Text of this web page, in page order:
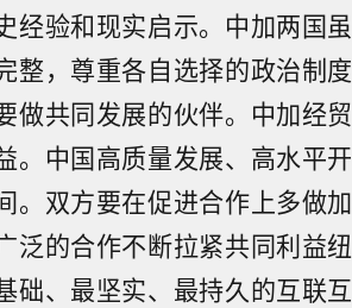
经验和现实启示。中加两国虽
整，尊重各自选择的政治制度
做共同发展的伙伴。中加经贸
。中国高质量发展、高水平开
。双方要在促进合作上多做加
泛的合作不断拉紧共同利益纽
础、最坚实、最持久的互联互